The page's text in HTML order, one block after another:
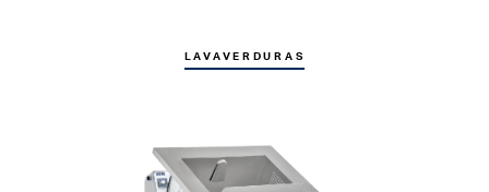
LAVAVERDURAS